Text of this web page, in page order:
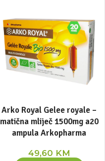
Arko Royal Gelee royale –
matična mliječ 1500mg a20
ampula Arkopharma
49,60 KM